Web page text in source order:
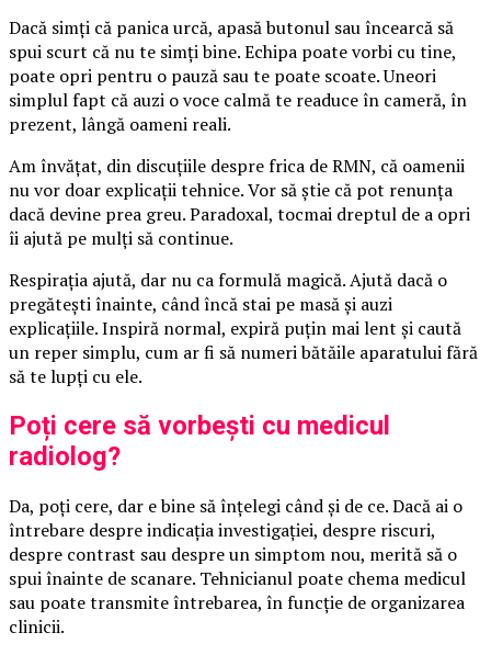
Dacă simți că panica urcă, apasă butonul sau încearcă să
spui scurt că nu te simți bine. Echipa poate vorbi cu tine,
poate opri pentru o pauză sau te poate scoate. Uneori
simplul fapt că auzi o voce calmă te readuce în cameră, în
prezent, lângă oameni reali.
Am învățat, din discuțiile despre frica de RMN, că oamenii
nu vor doar explicații tehnice. Vor să știe că pot renunța
dacă devine prea greu. Paradoxal, tocmai dreptul de a opri
îi ajută pe mulți să continue.
Respirația ajută, dar nu ca formulă magică. Ajută dacă o
pregătești înainte, când încă stai pe masă și auzi
explicațiile. Inspiră normal, expiră puțin mai lent și caută
un reper simplu, cum ar fi să numeri bătăile aparatului fără
să te lupți cu ele.
Poți cere să vorbești cu medicul
radiolog?
Da, poți cere, dar e bine să înțelegi când și de ce. Dacă ai o
întrebare despre indicația investigației, despre riscuri,
despre contrast sau despre un simptom nou, merită să o
spui înainte de scanare. Tehnicianul poate chema medicul
sau poate transmite întrebarea, în funcție de organizarea
clinicii.